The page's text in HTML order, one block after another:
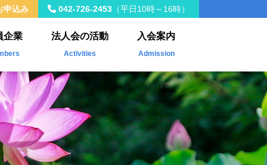
企業
会員
業
法人会の活動
Activities
年間事業計画
税制改正
社会貢献活動
Kawasemi
入会案内
Admission
申込み 042-726-2453 （平日10時～16時）